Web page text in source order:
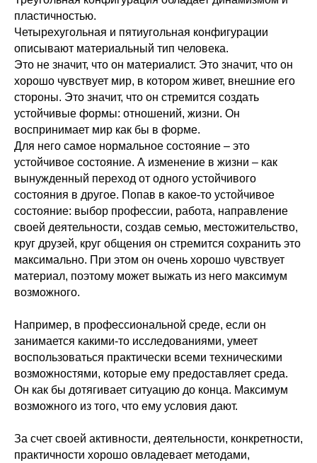
пластичностью.
Четырехугольная и пятиугольная конфигурации
описывают материальный тип человека.
Это не значит, что он материалист. Это значит, что он
хорошо чувствует мир, в котором живет, внешние его
стороны. Это значит, что он стремится создать
устойчивые формы: отношений, жизни. Он
воспринимает мир как бы в форме.
Для него самое нормальное состояние – это
устойчивое состояние. А изменение в жизни – как
вынужденный переход от одного устойчивого
состояния в другое. Попав в какое-то устойчивое
состояние: выбор профессии, работа, направление
своей деятельности, создав семью, местожительство,
круг друзей, круг общения он стремится сохранить это
максимально. При этом он очень хорошо чувствует
материал, поэтому может выжать из него максимум
возможного.
Например, в профессиональной среде, если он
занимается какими-то исследованиями, умеет
воспользоваться практически всеми техническими
возможностями, которые ему предоставляет среда.
Он как бы дотягивает ситуацию до конца. Максимум
возможного из того, что ему условия дают.
За счет своей активности, деятельности, конкретности,
практичности хорошо овладевает методами,